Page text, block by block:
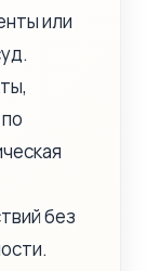
или
без